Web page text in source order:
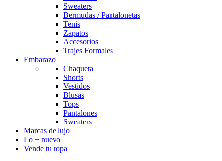
Sweaters
Bermudas / Pantalonetas
Tenis
Zapatos
Accesorios
Trajes Formales
Embarazo
Chaqueta
Shorts
Vestidos
Blusas
Tops
Pantalones
Sweaters
Marcas de lujo
Lo + nuevo
Vende tu ropa